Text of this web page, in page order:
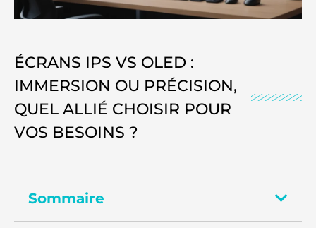
ÉCRANS IPS VS OLED :
IMMERSION OU PRÉCISION,
QUEL ALLIÉ CHOISIR POUR
VOS BESOINS ?
Sommaire